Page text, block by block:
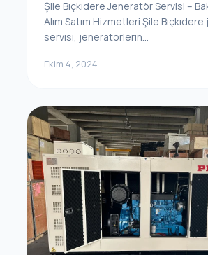
Şile Bıçkıdere Jeneratör Servisi –
Alım Satım Hizmetleri Şile
servisi, jeneratörlerin...
Ekim 4, 2024